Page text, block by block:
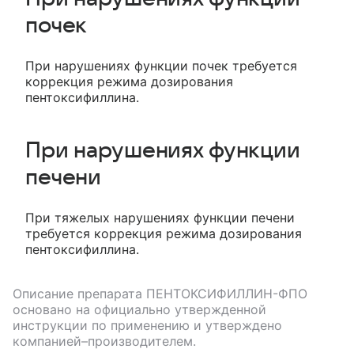
почек
При нарушениях функции почек требуется
коррекция режима дозирования
пентоксифиллина.
При нарушениях функции
печени
При тяжелых нарушениях функции печени
требуется коррекция режима дозирования
пентоксифиллина.
Описание препарата ПЕНТОКСИФИЛЛИН-ФПО
основано на официально утвержденной
инструкции по применению и утверждено
компанией–производителем.